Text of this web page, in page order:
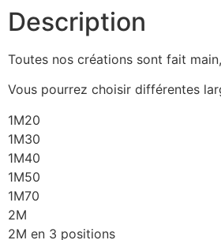
Description
Toutes nos créations sont fait main,
Vous pourrez choisir différentes
1M20
1M30
1M40
1M50
1M70
2M
2M en 3 positions